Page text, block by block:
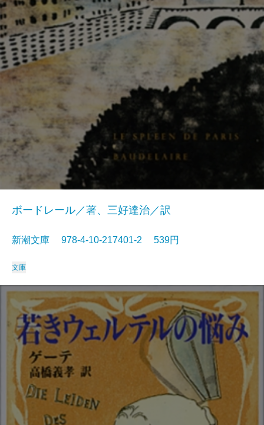
ボードレール／著、三好達治／訳
新潮文庫 978-4-10-217401-2 539円
文庫